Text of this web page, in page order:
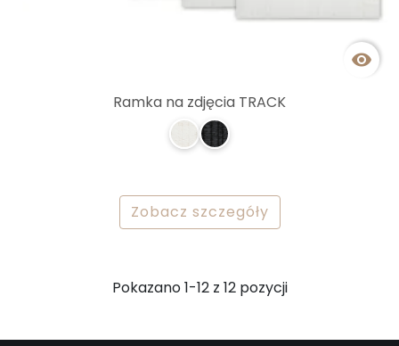

Ramka na zdjęcia TRACK
Zobacz szczegóły
Pokazano 1-12 z 12 pozycji